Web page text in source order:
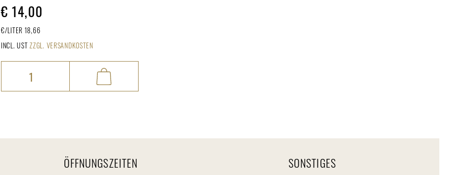
€ 14,00
€/LITER 18,66
INCL. USTZZGL. VERSANDKOSTEN
ÖFFNUNGSZEITEN SONSTIGES